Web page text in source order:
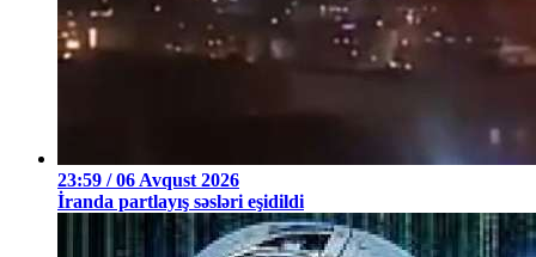
23:59 / 06 Avqust 2026
İranda partlayış səsləri eşidildi